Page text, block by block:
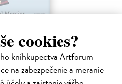
cookies?
kníhkupectva Artforum
na zabezpečenie a meranie
filozofického rozprávania. Romány
slov podnietili milióny čitateľov k
ako sú identita, sloboda, čas či…